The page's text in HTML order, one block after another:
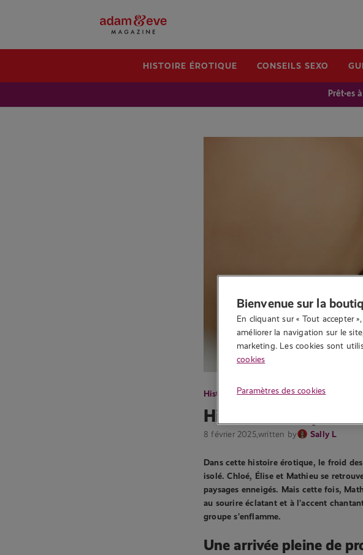
HISTOIRE ÉROTIQUE CONSEILS SEXO
Prêt·es
Histoire érotique 7 158 vues
Histoire érotique :
8 février 2025,written by Sally L
Dans cette histoire érotique, le froid
isolé. Chloé, Élise et Mathieu se
paysages enneigés. Mais cette fois,
au sourire éclatant et à l’accent
groupe s’enflamme.
Une arrivée pleine de
Bienvenue sur la
En cliquant sur « Tout accepter
améliorer la navigation sur le
marketing. Les cookies sont
cookies
Paramètres des cookies